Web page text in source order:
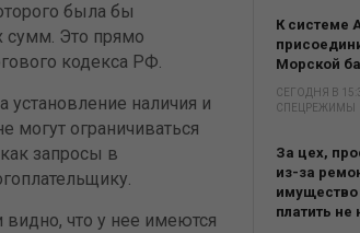
была бы
сумм. Это прямо
кодекса РФ.
установление наличия и
могут ограничиваться
запросы в
видно, что у нее имеются
К системе
Морской
СЕГОДНЯ В
СПЕЦРЕЖИМЫ
За цех,
из-за
платить не